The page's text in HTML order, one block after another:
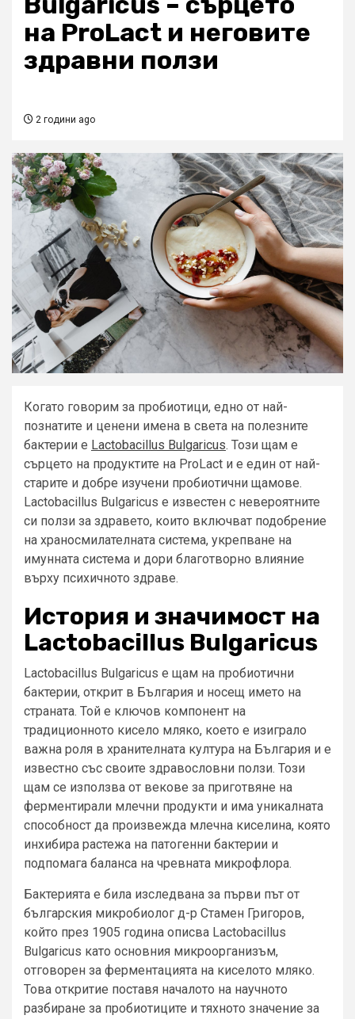
на ProLact и неговите
здравни ползи
2 години ago
Когато говорим за пробиотици, едно от най-
познатите и ценени имена в света на полезните
бактерии е Lactobacillus Bulgaricus. Този щам е
сърцето на продуктите на ProLact и е един от най-
старите и добре изучени пробиотични щамове.
Lactobacillus Bulgaricus е известен с невероятните
си ползи за здравето, които включват подобрение
на храносмилателната система, укрепване на
имунната система и дори благотворно влияние
върху психичното здраве.
История и значимост на
Lactobacillus Bulgaricus
Lactobacillus Bulgaricus е щам на пробиотични
бактерии, открит в България и носещ името на
страната. Той е ключов компонент на
традиционното кисело мляко, което е изиграло
важна роля в хранителната култура на България и е
известно със своите здравословни ползи. Този
щам се използва от векове за приготвяне на
ферментирали млечни продукти и има уникалната
способност да произвежда млечна киселина, която
инхибира растежа на патогенни бактерии и
подпомага баланса на чревната микрофлора.
Бактерията е била изследвана за първи път от
българския микробиолог д-р Стамен Григоров,
който през 1905 година описва Lactobacillus
Bulgaricus като основния микроорганизъм,
отговорен за ферментацията на киселото мляко.
Това откритие поставя началото на научното
разбиране за пробиотиците и тяхното значение за